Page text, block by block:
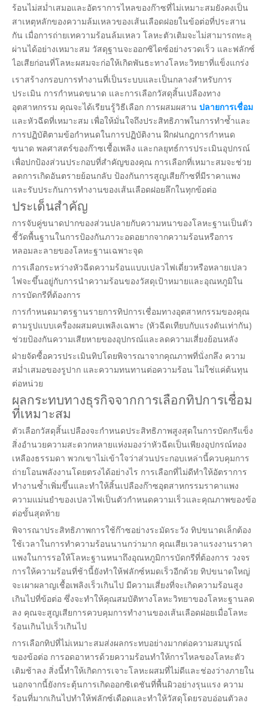
ร้อนไม่สม่ำเสมอและอัตราการไหลของก๊าซที่ไม่เหมาะสมยังคงเป็น
สาเหตุหลักของความล้มเหลวของเส้นเลือดฝอยในข้อต่อที่ประสาน
กัน เมื่อการถ่ายเทความร้อนล้มเหลว โลหะตัวเติมจะไม่สามารถทะลุ
ผ่านได้อย่างเหมาะสม วัสดุฐานจะออกซิไดซ์อย่างรวดเร็ว และฟลักซ์
ไอเสียก่อนที่โลหะผสมจะก่อให้เกิดพันธะทางโลหะวิทยาที่แข็งแกร่ง
เราสร้างกรอบการทำงานที่เป็นระบบและเป็นกลางสำหรับการ
ประเมิน การกำหนดขนาด และการเลือกวัสดุสิ้นเปลืองทาง
อุตสาหกรรม คุณจะได้เรียนรู้วิธีเลือก การผสมผสาน ปลายการเชื่อม
และหัวฉีดที่เหมาะสม เพื่อให้มั่นใจถึงประสิทธิภาพในการทำซ้ำและ
การปฏิบัติตามข้อกำหนดในการปฏิบัติงาน ฝึกฝนกฎการกำหนด
ขนาด พลศาสตร์ของก๊าซเชื้อเพลิง และกลยุทธ์การประเมินอุปกรณ์
เพื่อปกป้องส่วนประกอบที่สำคัญของคุณ การเลือกที่เหมาะสมจะช่วย
ลดการเกิดอันตรายย้อนกลับ ป้องกันการสูญเสียก๊าซที่มีราคาแพง
และรับประกันการทำงานของเส้นเลือดฝอยลึกในทุกข้อต่อ
ประเด็นสำคัญ
การจับคู่ขนาดปากของส่วนปลายกับความหนาของโลหะฐานเป็นตัว
ชี้วัดพื้นฐานในการป้องกันภาวะอดอยากจากความร้อนหรือการ
หลอมละลายของโลหะฐานเฉพาะจุด
การเลือกระหว่างหัวฉีดความร้อนแบบเปลวไฟเดี่ยวหรือหลายเปลว
ไฟจะขึ้นอยู่กับการนำความร้อนของวัสดุเป้าหมายและอุณหภูมิใน
การบัดกรีที่ต้องการ
การกำหนดมาตรฐานรายการทิปการเชื่อมทางอุตสาหกรรมของคุณ
ตามรูปแบบเครื่องผสมคบเพลิงเฉพาะ (หัวฉีดเทียบกับแรงดันเท่ากัน)
ช่วยป้องกันความเสียหายของอุปกรณ์และลดความเสี่ยงย้อนหลัง
ฝ่ายจัดซื้อควรประเมินทิปโดยพิจารณาจากคุณภาพที่นั่งกลึง ความ
สม่ำเสมอของรูปาก และความทนทานต่อความร้อน ไม่ใช่แค่ต้นทุน
ต่อหน่วย
ผลกระทบทางธุรกิจจากการเลือกทิปการเชื่อม
ที่เหมาะสม
ตัวเลือกวัสดุสิ้นเปลืองจะกำหนดประสิทธิภาพสูงสุดในการบัดกรีแข็ง
สิ่งอำนวยความสะดวกหลายแห่งมองว่าหัวฉีดเป็นเพียงอุปกรณ์ทอง
เหลืองธรรมดา พวกเขาไม่เข้าใจว่าส่วนประกอบเหล่านี้ควบคุมการ
ถ่ายโอนพลังงานโดยตรงได้อย่างไร การเลือกที่ไม่ดีทำให้อัตราการ
ทำงานซ้ำเพิ่มขึ้นและทำให้สิ้นเปลืองก๊าซอุตสาหกรรมราคาแพง
ความแม่นยำของเปลวไฟเป็นตัวกำหนดความเร็วและคุณภาพของข้อ
ต่อขั้นสุดท้าย
พิจารณาประสิทธิภาพการใช้ก๊าซอย่างระมัดระวัง ทิปขนาดเล็กต้อง
ใช้เวลาในการทำความร้อนนานกว่ามาก คุณเสียเวลาแรงงานราคา
แพงในการรอให้โลหะฐานหนาถึงอุณหภูมิการบัดกรีที่ต้องการ วงจร
การให้ความร้อนที่ช้านี้ยังทำให้ฟลักซ์หมดเร็วอีกด้วย ทิปขนาดใหญ่
จะเผาผลาญเชื้อเพลิงเร็วเกินไป มีความเสี่ยงที่จะเกิดความร้อนสูง
เกินไปที่ข้อต่อ ซึ่งจะทำให้คุณสมบัติทางโลหะวิทยาของโลหะฐานลด
ลง คุณจะสูญเสียการควบคุมการทำงานของเส้นเลือดฝอยเมื่อโลหะ
ร้อนเกินไปเร็วเกินไป
การเลือกทิปที่ไม่เหมาะสมส่งผลกระทบอย่างมากต่อความสมบูรณ์
ของข้อต่อ การอดอาหารด้วยความร้อนทำให้การไหลของโลหะตัว
เติมช้าลง สิ่งนี้ทำให้เกิดการเจาะโลหะผสมที่ไม่ดีและช่องว่างภายใน
นอกจากนี้ยังกระตุ้นการเกิดออกซิเดชันที่พื้นผิวอย่างรุนแรง ความ
ร้อนที่มากเกินไปทำให้ฟลักซ์เดือดและทำให้วัสดุโดยรอบอ่อนตัวลง